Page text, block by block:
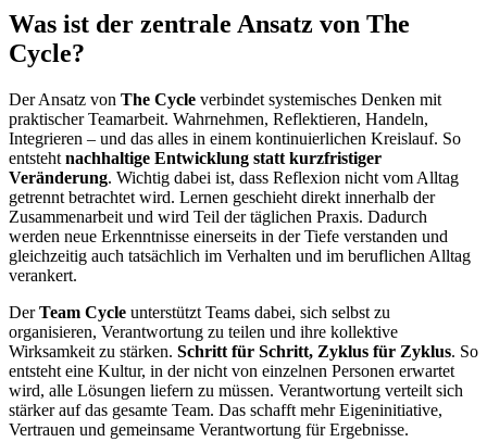
Was ist der zentrale Ansatz von The
Cycle?
Der Ansatz von The Cycle verbindet systemisches Denken mit
praktischer Teamarbeit. Wahrnehmen, Reflektieren, Handeln,
Integrieren – und das alles in einem kontinuierlichen Kreislauf. So
entsteht nachhaltige Entwicklung statt kurzfristiger
Veränderung. Wichtig dabei ist, dass Reflexion nicht vom Alltag
getrennt betrachtet wird. Lernen geschieht direkt innerhalb der
Zusammenarbeit und wird Teil der täglichen Praxis. Dadurch
werden neue Erkenntnisse einerseits in der Tiefe verstanden und
gleichzeitig auch tatsächlich im Verhalten und im beruflichen Alltag
verankert.
DerTeam Cycle unterstützt Teams dabei, sich selbst zu
organisieren, Verantwortung zu teilen und ihre kollektive
Wirksamkeit zu stärken. Schritt für Schritt, Zyklus für Zyklus. So
entsteht eine Kultur, in der nicht von einzelnen Personen erwartet
wird, alle Lösungen liefern zu müssen. Verantwortung verteilt sich
stärker auf das gesamte Team. Das schafft mehr Eigeninitiative,
Vertrauen und gemeinsame Verantwortung für Ergebnisse.